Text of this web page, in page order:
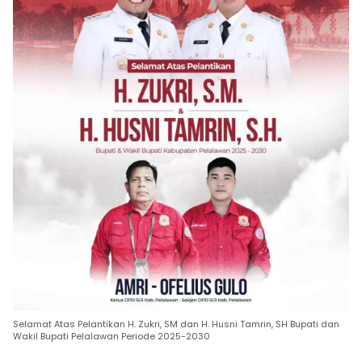
Selamat Atas Pelantikan H. Zukri, SM dan H. Husni Tamrin, SH Bupati dan
Wakil Bupati Pelalawan Periode 2025-2030